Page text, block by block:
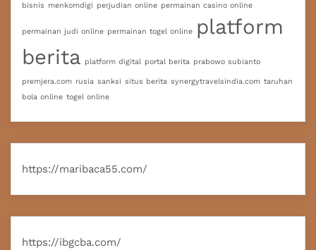
bisnis menkomdigi perjudian online permainan casino online
permainan judi online permainan togel online platform
berita platform digital portal berita prabowo subianto
premjera.com rusia sanksi situs berita synergytravelsindia.com taruhan
bola online togel online
https://maribaca55.com/
https://ibgcba.com/